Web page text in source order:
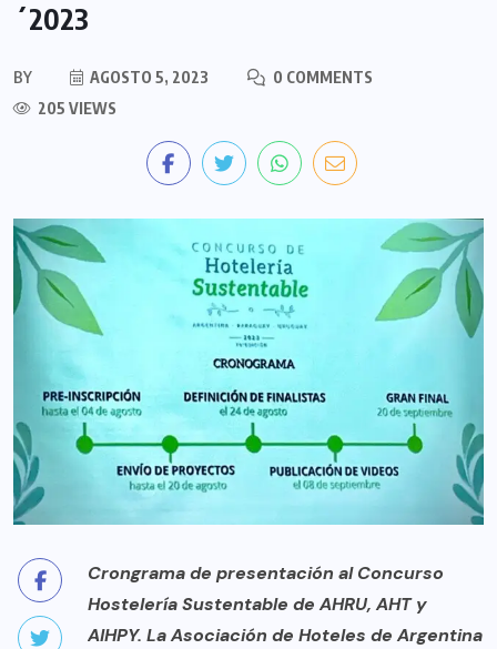
´2023
BY AGOSTO 5, 2023
0 COMMENTS
205 VIEWS
Crongrama de presentación al Concurso
Hostelería Sustentable de AHRU, AHT y
AIHPY. La Asociación de Hoteles de Argentina